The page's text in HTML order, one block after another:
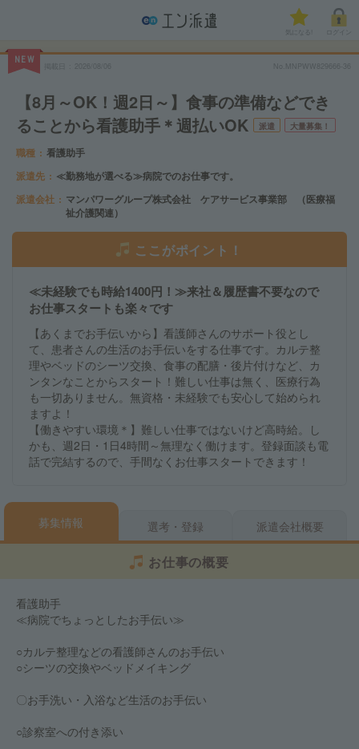
気になる!
NEW
No.MNPWW829666-36
【8月～OK！週2日～】食事の準備などでき
ることから看護助手＊週払いOK
派遣 大量募集！
職種
看護助手
派遣先
≪勤務地が選べる≫病院でのお仕事です。
派遣会社
マンパワーグループ株式会社 ケアサービス事業部 （医療福
祉介護関連）
ここがポイント！
≪未経験でも時給1400円！≫来社＆履歴書不要なので
お仕事スタートも楽々です
【あくまでお手伝いから】看護師さんのサポート役とし
て、患者さんの生活のお手伝いをする仕事です。カルテ整
理やベッドのシーツ交換、食事の配膳・後片付けなど、カ
ンタンなことからスタート！難しい仕事は無く、医療行為
も一切ありません。無資格・未経験でも安心して始められ
ますよ！
【働きやすい環境＊】難しい仕事ではないけど高時給。し
かも、週2日・1日4時間～無理なく働けます。登録面談も電
話で完結するので、手間なくお仕事スタートできます！
募集情報 選考・登録 派遣会社概要
お仕事の概要
看護助手
≪病院でちょっとしたお手伝い≫
○カルテ整理などの看護師さんのお手伝い
○シーツの交換やベッドメイキング
〇お手洗い・入浴など生活のお手伝い
○診察室への付き添い